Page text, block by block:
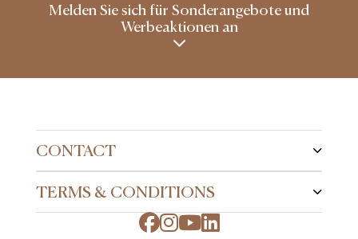
Melden Sie sich für Sonderangebote und
Werbeaktionen an
CONTACT
TERMS & CONDITIONS